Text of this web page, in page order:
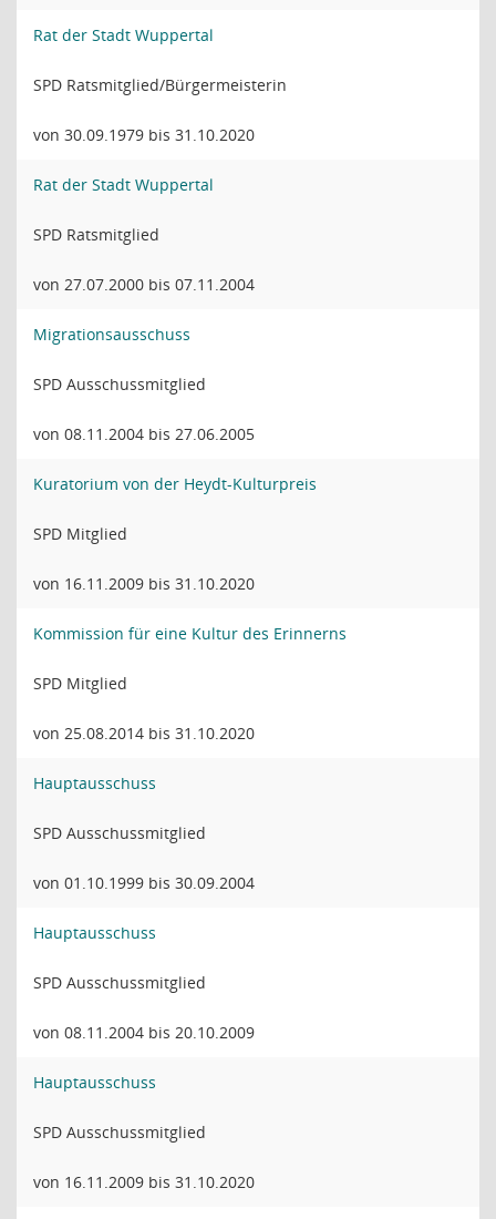
Rat der Stadt Wuppertal
SPD Ratsmitglied/Bürgermeisterin
von 30.09.1979 bis 31.10.2020
Rat der Stadt Wuppertal
SPD Ratsmitglied
von 27.07.2000 bis 07.11.2004
Migrationsausschuss
SPD Ausschussmitglied
von 08.11.2004 bis 27.06.2005
Kuratorium von der Heydt-Kulturpreis
SPD Mitglied
von 16.11.2009 bis 31.10.2020
Kommission für eine Kultur des Erinnerns
SPD Mitglied
von 25.08.2014 bis 31.10.2020
Hauptausschuss
SPD Ausschussmitglied
von 01.10.1999 bis 30.09.2004
Hauptausschuss
SPD Ausschussmitglied
von 08.11.2004 bis 20.10.2009
Hauptausschuss
SPD Ausschussmitglied
von 16.11.2009 bis 31.10.2020